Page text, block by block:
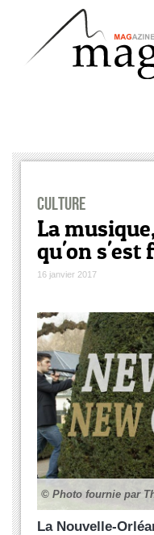
Culture
La
qu'on s'est
16 janvier 2017
© Photo fournie par
La Nouvelle-